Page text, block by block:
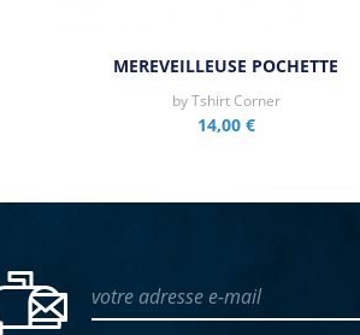
MEREVEILLEUSE POCHETTE
byTshirt Corner
14,00 €
votre adresse e-mail